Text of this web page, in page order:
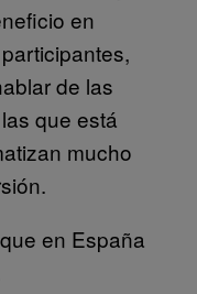
en
de las
que está
mucho
en España